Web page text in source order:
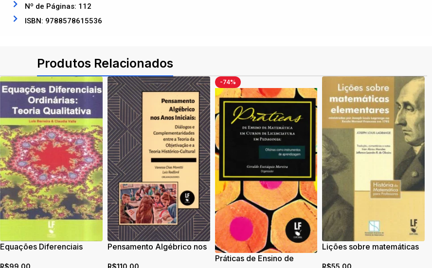
Nº de Páginas: 112
ISBN: 9788578615536
Produtos Relacionados
Equações Diferenciais
Pensamento Algébrico nos
-74%
Práticas de Ensino de
Lições sobre matemáticas